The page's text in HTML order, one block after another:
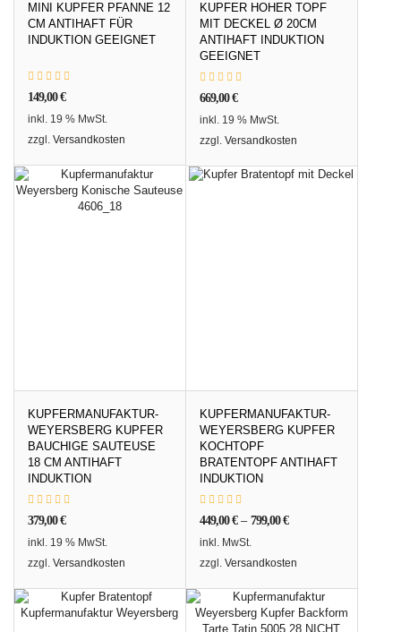
MINI KUPFER PFANNE 12
CM ANTIHAFT FÜR
INDUKTION GEEIGNET
149,00€
inkl. 19 % MwSt.
zzgl. Versandkosten
KUPFER HOHER TOPF
MIT DECKEL Ø 20CM
ANTIHAFT INDUKTION
GEEIGNET
669,00€
inkl. 19 % MwSt.
zzgl. Versandkosten
KUPFERMANUFAKTUR-
WEYERSBERG KUPFER
BAUCHIGE SAUTEUSE
18 CM ANTIHAFT
INDUKTION
379,00€
inkl. 19 % MwSt.
zzgl. Versandkosten
KUPFERMANUFAKTUR-
WEYERSBERG KUPFER
KOCHTOPF
BRATENTOPF ANTIHAFT
INDUKTION
449,00€– 799,00€
inkl. MwSt.
zzgl. Versandkosten